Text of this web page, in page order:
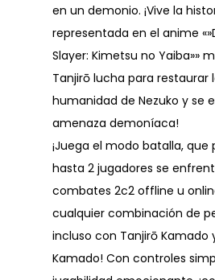
en un demonio. ¡Vive la
representada en el anime
Slayer: Kimetsu no Yaiba»»
Tanjirō lucha para restaurar
humanidad de Nezuko y se
amenaza demoníaca!
¡Juega el modo batalla,
hasta 2 jugadores se
combates 2c2 offline u
cualquier combinación de
incluso con Tanjirō Kamado
Kamado! Con controles